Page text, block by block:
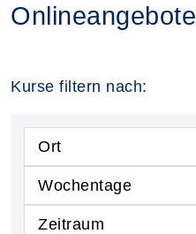
Onlineangebote
Kurse filtern nach:
Ort
Wochentage
Zeitraum